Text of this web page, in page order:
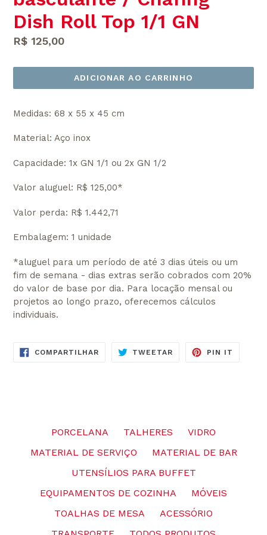
Dish Roll Top 1/1 GN
Preço
R$ 125,00
ADICIONAR AO CARRINHO
Medidas: 68 x 55 x 45 cm
Material: Aço inox
Capacidade: 1x GN 1/1 ou 2x GN 1/2
Valor aluguel: R$ 125,00*
Valor perda: R$ 1.442,71
Embalagem: 1 unidade
*aluguel para um período de até 3 dias úteis ou um
fim de semana - dias extras serão cobrados com 20%
do valor de base por dia. Para locação mensal ou
projetos ao longo prazo, oferecemos cálculos
individuais.
COMPARTILHARCOMPARTILHE
NO
TWEETAR TUITE
PIN IT
PORCELANA TALHERES
VIDRO
MATERIAL DE SERVIÇO
MATERIAL DE BAR
UTENSÍLIOS PARA BUFFET
EQUIPAMENTOS DE COZINHA
MÓVEIS
TOALHAS DE MESA
ACESSÓRIO